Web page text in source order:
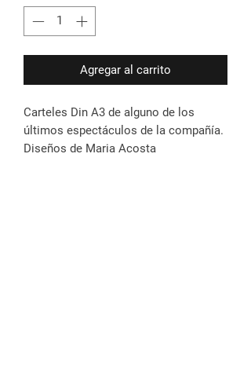
Agregar al carrito
Carteles Din A3 de alguno de los
últimos espectáculos de la compañía.
Diseños de Maria Acosta